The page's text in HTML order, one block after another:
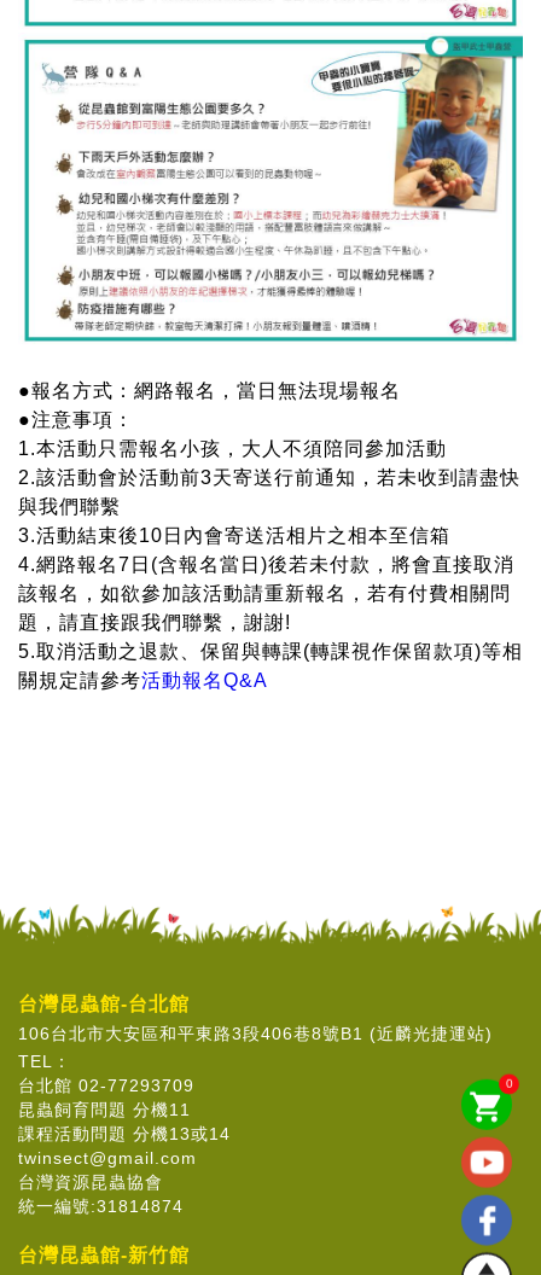
●報名方式：網路報名，當日無法現場報名
●注意事項：
1.本活動只需報名小孩，大人不須陪同參加活動
2.該活動會於活動前3天寄送行前通知，若未收到請盡快
與我們聯繫
3.活動結束後10日內會寄送活相片之相本至信箱
4.網路報名7日(含報名當日)後若未付款，將會直接取消
該報名，如欲參加該活動請重新報名，若有付費相關問
題，請直接跟我們聯繫，謝謝!
5.取消活動之退款、保留與轉課(轉課視作保留款項)等相
關規定請參考活動報名Q&A
shopping_cart
0
台灣昆蟲館-台北館
106台北市大安區和平東路3段406巷8號B1 (近麟光捷運站)
TEL：
台北館 02-77293709
昆蟲飼育問題 分機11
課程活動問題 分機13或14
twinsect@gmail.com
台灣資源昆蟲協會
統一編號:31814874
台灣昆蟲館-新竹館